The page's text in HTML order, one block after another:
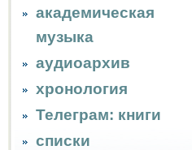
академическая
музыка
аудиоархив
хронология
Телеграм: книги
списки